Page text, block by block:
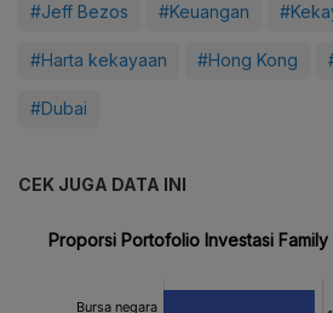
#Jeff Bezos #Keuangan
#Harta kekayaan #Hong Kong
#Dubai
CEK JUGA DATA INI